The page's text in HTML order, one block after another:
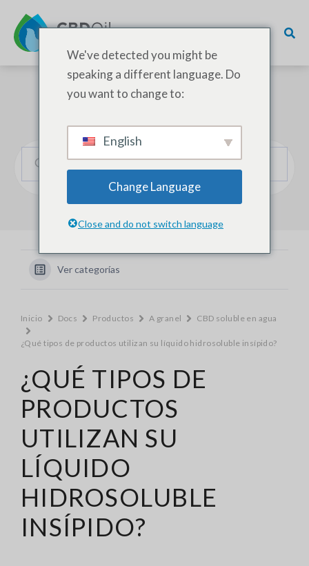
Ver categorías
Inicio Docs Productos A granel CBD soluble en agua
¿Qué tipos de productos utilizan su líquido hidrosoluble insípido?
¿QUÉ TIPOS DE
PRODUCTOS
UTILIZAN SU
LÍQUIDO
HIDROSOLUBLE
INSÍPIDO?
We've detected you might be
speaking a different language. Do
you want to change to:
English
Change Language
Close and do not switch language